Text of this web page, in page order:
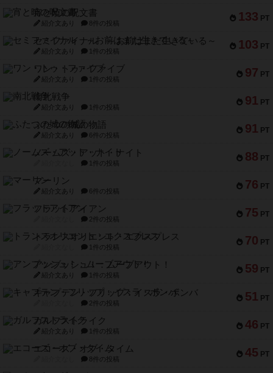
133 PT
宵と暁の呪文書
紹介文あり 8件の投稿
103 PT
セミファイナル ～お前はまだ生きている～
紹介文あり 1件の投稿
97 PT
ワン・トゥ・ファイブ
紹介文あり 1件の投稿
91 PT
南北戦争
紹介文あり 1件の投稿
91 PT
ふたつの城の物語
紹介文あり 6件の投稿
88 PT
ノームズ・アット・ナイト
1件の投稿
76 PT
マーリン
紹介文あり 6件の投稿
75 PT
フラットアイアン
2件の投稿
70 PT
トランスオリエント・エクスプレス
1件の投稿
59 PT
アンブッシュ！：ムーブアウト！
紹介文あり 1件の投稿
51 PT
キャプテン・フリップ：イスラ・ボンバ
2件の投稿
46 PT
ガルフストライク
紹介文あり 1件の投稿
45 PT
エコーズ・オブ・タイム
8件の投稿